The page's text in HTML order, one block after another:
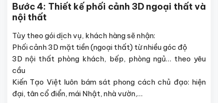
Bước 4: Thiết kế phối cảnh 3D ngoại thất và
nội thất
Tùy theo gói dịch vụ, khách hàng sẽ nhận:
Phối cảnh 3D mặt tiền (ngoại thất) từ nhiều góc độ
3D nội thất phòng khách, bếp, phòng ngủ… theo yêu
cầu
Kiến Tạo Việt luôn bám sát phong cách chủ đạo: hiện
đại, tân cổ điển, mái Nhật, nhà vườn,…